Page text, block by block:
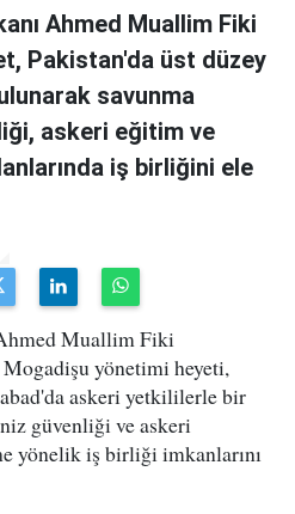
Ahmed Muallim Fiki
Pakistan'da üst düzey
savunma
askeri eğitim ve
iş birliğini ele
Muallim Fiki
Mogadişu yönetimi heyeti,
askeri yetkililerle bir
güvenliği ve askeri
yönelik iş birliği imkanlarını